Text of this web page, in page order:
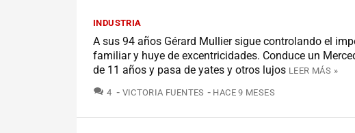
INDUSTRIA
A sus 94 años Gérard Mullier sigue controlando el
familiar y huye de excentricidades. Conduce un
de 11 años y pasa de yates y otros lujos LEER MÁS »
4 COMENTARIOS
VICTORIA FUENTES HACE 9 MESES